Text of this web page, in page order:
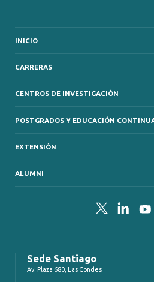
INICIO
CARRERAS
CENTROS DE INVESTIGACIÓN
POSTGRADOS Y EDUCACIÓN
EXTENSIÓN
ALUMNI
TwitterLinkedIn
Sede Santiago
Av. Plaza 680, Las Condes